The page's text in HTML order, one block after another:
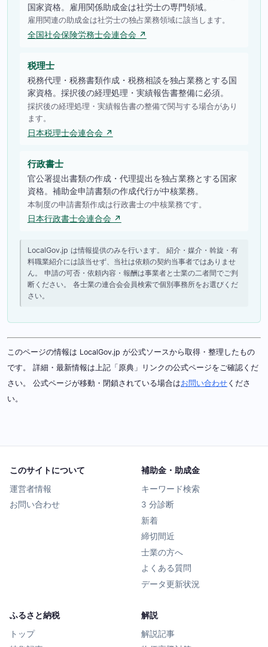
国家資格。雇用関係助成金は社労士の専門領域。
雇用関連の助成金は社労士の独占業務領域に該当します。
全国社会保険労務士会連合会 ↗
税理士
税務代理・税務書類作成・税務相談を独占業務とする国
家資格。採択後の経理処理・実績報告書整備に必須。
採択後の経理処理・実績報告書の整備で関与する場合があり
ます。
日本税理士会連合会 ↗
行政書士
官公署提出書類の作成・代理提出を独占業務とする国家
資格。補助金申請書類の作成代行が中核業務。
本制度の申請書類作成は行政書士の中核業務です。
日本行政書士会連合会 ↗
LocalGov.jp は情報提供のみを行います。 紹介・媒介・斡旋・有
料職業紹介には該当せず、当社は依頼の契約当事者ではありませ
ん。 申請の可否・依頼内容・報酬は事業者と士業の二者間でご判
断ください。 各士業の連合会会員検索で個別事務所をお選びくだ
さい。
このページの情報は LocalGov.jp が公式ソースから取得・整理したもの
です。 詳細・最新情報は上記「原典」リンクの公式ページをご確認くだ
さい。 公式ページが移動・閉鎖されている場合はお問い合わせ くださ
い。
このサイトについて
運営者情報
お問い合わせ
補助金・助成金
キーワード検索
3 分診断
新着
締切間近
士業の方へ
よくある質問
データ更新状況
ふるさと納税
トップ
解説
解説記事